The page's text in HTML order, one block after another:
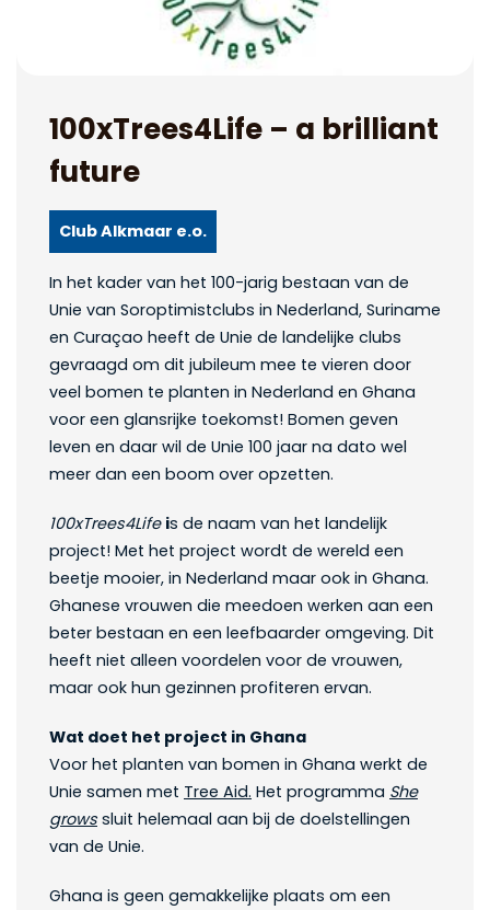
100xTrees4Life – a brilliant
future
Club Alkmaar e.o.
In het kader van het 100-jarig bestaan van de
Unie van Soroptimistclubs in Nederland, Suriname
en Curaçao heeft de Unie de landelijke clubs
gevraagd om dit jubileum mee te vieren door
veel bomen te planten in Nederland en Ghana
voor een glansrijke toekomst! Bomen geven
leven en daar wil de Unie 100 jaar na dato wel
meer dan een boom over opzetten.
100xTrees4Life is de naam van het landelijk
project! Met het project wordt de wereld een
beetje mooier, in Nederland maar ook in Ghana.
Ghanese vrouwen die meedoen werken aan een
beter bestaan en een leefbaarder omgeving. Dit
heeft niet alleen voordelen voor de vrouwen,
maar ook hun gezinnen profiteren ervan.
Wat doet het project in Ghana
Voor het planten van bomen in Ghana werkt de
Unie samen met Tree Aid. Het programma She
grows sluit helemaal aan bij de doelstellingen
van de Unie.
Ghana is geen gemakkelijke plaats om een